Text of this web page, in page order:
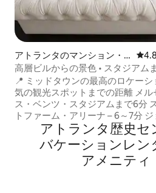
アトランタのマンション・
アパート
レ
高層ビルからの景色 • スタジアム
• FIFAワールドカップ
📍 ミッドタウンの最高のロケーショ
気の観光スポットまでの距離 メル
ス・ベンツ・スタジアムまで6分
トファーム・アリーナ – 6～7分 ジ
ア水族館：7～8分 ハーツフィー
ャクソン空港まで15～20分 レノ
スクエア：15分 マジックシティ：
分 Toast on Lenox – 12～15分 ✨ ゲストが
アトランタ歴史セ
バ⁠ケ⁠ー⁠シ⁠ョ⁠ン⁠レ⁠ン⁠
ア⁠メ⁠ニ⁠テ⁠ィ⁠